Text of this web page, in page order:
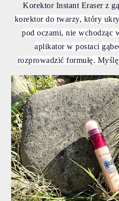
Korektor Instant Eraser z
korektor do twarzy, który
pod oczami, nie wchodząc
aplikator w postaci
rozprowadzić formułę.